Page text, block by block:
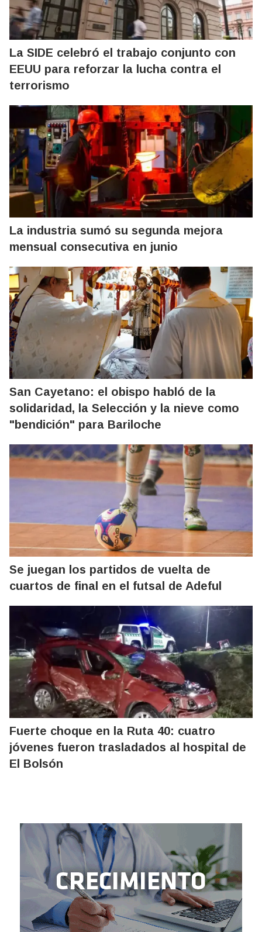
La SIDE celebró el trabajo conjunto con
EEUU para reforzar la lucha contra el
terrorismo
La industria sumó su segunda mejora
mensual consecutiva en junio
San Cayetano: el obispo habló de la
solidaridad, la Selección y la nieve como
"bendición" para Bariloche
Se juegan los partidos de vuelta de
cuartos de final en el futsal de Adeful
Fuerte choque en la Ruta 40: cuatro
jóvenes fueron trasladados al hospital de
El Bolsón